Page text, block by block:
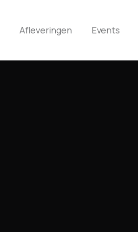
Afleveringen Events